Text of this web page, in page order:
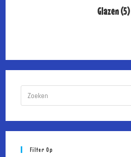
Glazen(5)
Filter Op